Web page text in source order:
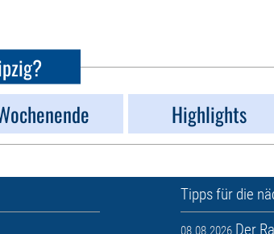
Highlights
Tipps für die
08.08.2026 Der